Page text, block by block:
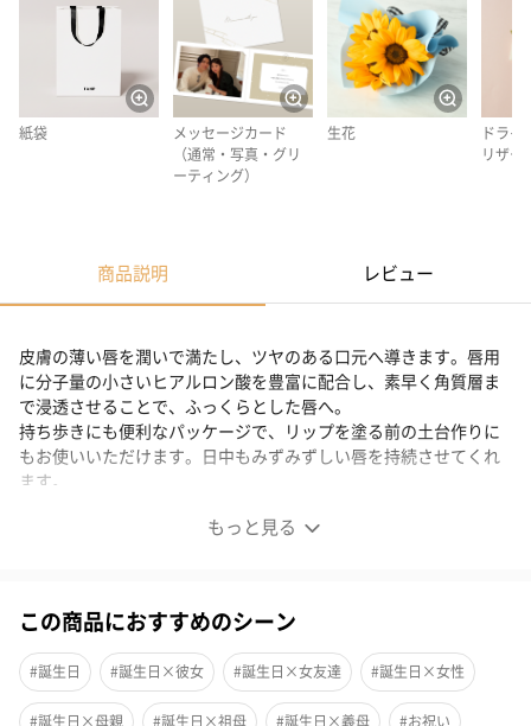
紙袋
メッセージカード
（通常・写真・グリ
ーティング）
生花
ドライ
リザー
商品説明 レビュー
もっと見る
皮膚の薄い唇を潤いで満たし、ツヤのある口元へ導きます。唇用
に分子量の小さいヒアルロン酸を豊富に配合し、素早く角質層ま
で浸透させることで、ふっくらとした唇へ。
持ち歩きにも便利なパッケージで、リップを塗る前の土台作りに
もお使いいただけます。日中もみずみずしい唇を持続させてくれ
ます。
ハリツヤのあるイキイキとした印象に。
・目元・口元のハリのなさを感じる
・カサついた肌をなめらかにしたい
この商品におすすめのシーン
#誕生日 #誕生日×彼女 #誕生日×女友達 #誕生日×女性
#誕生日×母親 #誕生日×祖母 #誕生日×義母 #お祝い